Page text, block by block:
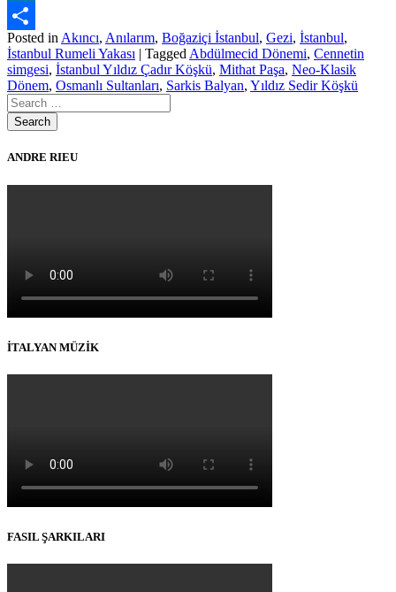
LinkedIn
Paylaş
Posted in Akıncı, Anılarım, Boğaziçi İstanbul, Gezi, İstanbul,
İstanbul Rumeli Yakası | Tagged Abdülmecid Dönemi, Cennetin
simgesi, İstanbul Yıldız Çadır Köşkü, Mithat Paşa, Neo-Klasik
Dönem, Osmanlı Sultanları, Sarkis Balyan, Yıldız Sedir Köşkü
ANDRE RIEU
İTALYAN MÜZİK
FASIL ŞARKILARI